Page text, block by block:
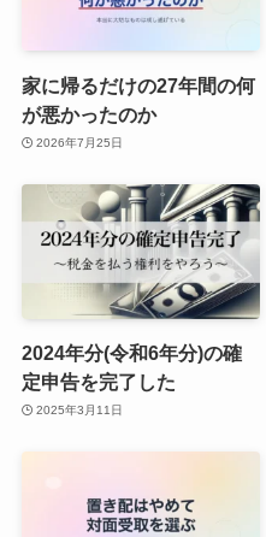
家に帰るだけの27年間の何
が悪かったのか
2026年7月25日
2024年分(令和6年分)の確
定申告を完了した
2025年3月11日